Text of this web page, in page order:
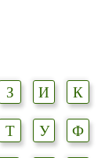
З И
К
Т У
Ф